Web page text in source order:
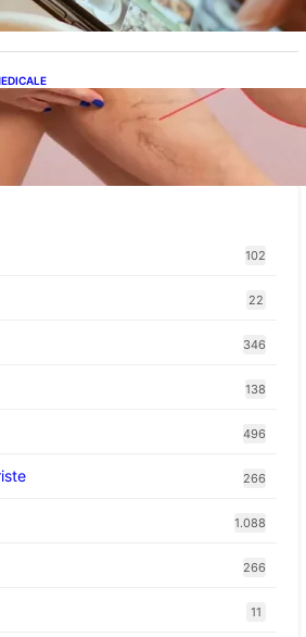
și Umflarea Picioarelor pe Caniculă:
Simptomelor și Măsurilor de
102
22
346
138
496
266
1.088
266
11